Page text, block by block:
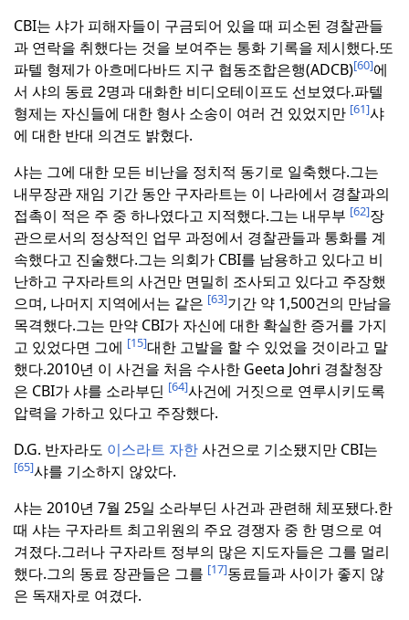
CBI는 샤가 피해자들이 구금되어 있을 때 피소된 경찰관들
과 연락을 취했다는 것을 보여주는 통화 기록을 제시했다.또
파텔 형제가 아흐메다바드 지구 협동조합은행(ADCB)[60]에
서 샤의 동료 2명과 대화한 비디오테이프도 선보였다.파텔
형제는 자신들에 대한 형사 소송이 여러 건 있었지만 [61]샤
에 대한 반대 의견도 밝혔다.
샤는 그에 대한 모든 비난을 정치적 동기로 일축했다.그는
내무장관 재임 기간 동안 구자라트는 이 나라에서 경찰과의
접촉이 적은 주 중 하나였다고 지적했다.그는 내무부 [62]장
관으로서의 정상적인 업무 과정에서 경찰관들과 통화를 계
속했다고 진술했다.그는 의회가 CBI를 남용하고 있다고 비
난하고 구자라트의 사건만 면밀히 조사되고 있다고 주장했
으며, 나머지 지역에서는 같은 [63]기간 약 1,500건의 만남을
목격했다.그는 만약 CBI가 자신에 대한 확실한 증거를 가지
고 있었다면 그에 [15]대한 고발을 할 수 있었을 것이라고 말
했다.2010년 이 사건을 처음 수사한 Geeta Johri 경찰청장
은 CBI가 샤를 소라부딘 [64]사건에 거짓으로 연루시키도록
압력을 가하고 있다고 주장했다.
D.G. 반자라도 이스라트 자한사건으로 기소됐지만 CBI는
[65]샤를 기소하지 않았다.
샤는 2010년 7월 25일 소라부딘 사건과 관련해 체포됐다.한
때 샤는 구자라트 최고위원의 주요 경쟁자 중 한 명으로 여
겨졌다.그러나 구자라트 정부의 많은 지도자들은 그를 멀리
했다.그의 동료 장관들은 그를 [17]동료들과 사이가 좋지 않
은 독재자로 여겼다.